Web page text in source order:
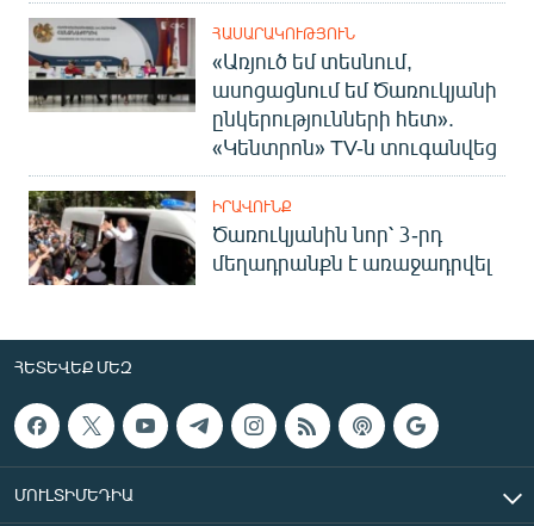
English
Русский
«Ազատության» բոլոր կայքերը
ՀԱՍԱՐԱԿՈՒԹՅՈՒՆ
«Առյուծ եմ տեսնում,
ասոցացնում եմ Ծառուկյանի
ընկերությունների հետ».
«Կենտրոն» TV-ն տուգանվեց
ԻՐԱՎՈՒՆՔ
Ծառուկյանին նոր՝ 3-րդ
մեղադրանքն է առաջադրվել
ՀԵՏԵՎԵՔ ՄԵԶ
ՄՈՒԼՏԻՄԵԴԻԱ